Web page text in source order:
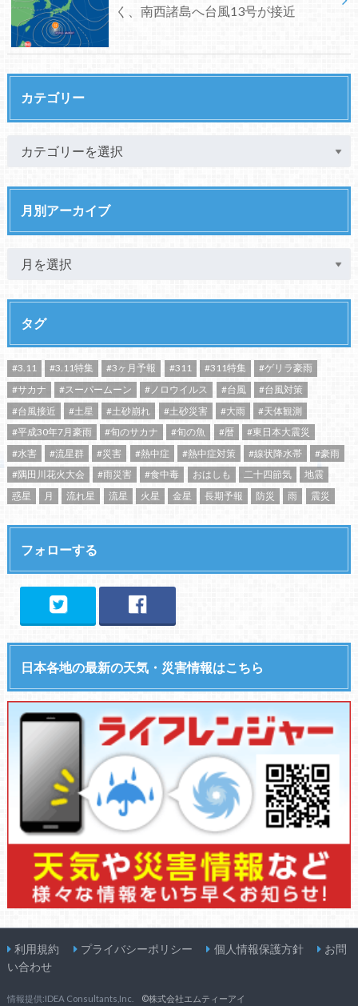
く、南西諸島へ台風13号が接近
カテゴリー
月別アーカイブ
タグ
#3.11 #3.11特集 #3ヶ月予報 #311 #311特集
#ゲリラ豪雨
#サカナ
#スーパームーン #ノロウイルス #台風
#台風対策
#台風接近
#土星 #土砂崩れ #土砂災害 #大雨
#天体観測
#平成30年7月豪雨
#旬のサカナ #旬の魚 #暦
#東日本大震災
#水害
#流星群 #災害 #熱中症 #熱中症対策 #線状降水帯
#豪雨
#隅田川花火大会
#雨災害 #食中毒 おはしも 二十四節気
地震
惑星
月 流れ星 流星 火星 金星 長期予報 防災 雨 震災
フォローする
日本各地の最新の天気・災害情報はこちら
利用規約 プライバシーポリシー 個人情報保護方針
お問
い合わせ
情報提供:IDEA Consultants,Inc. ©株式会社エムティーアイ